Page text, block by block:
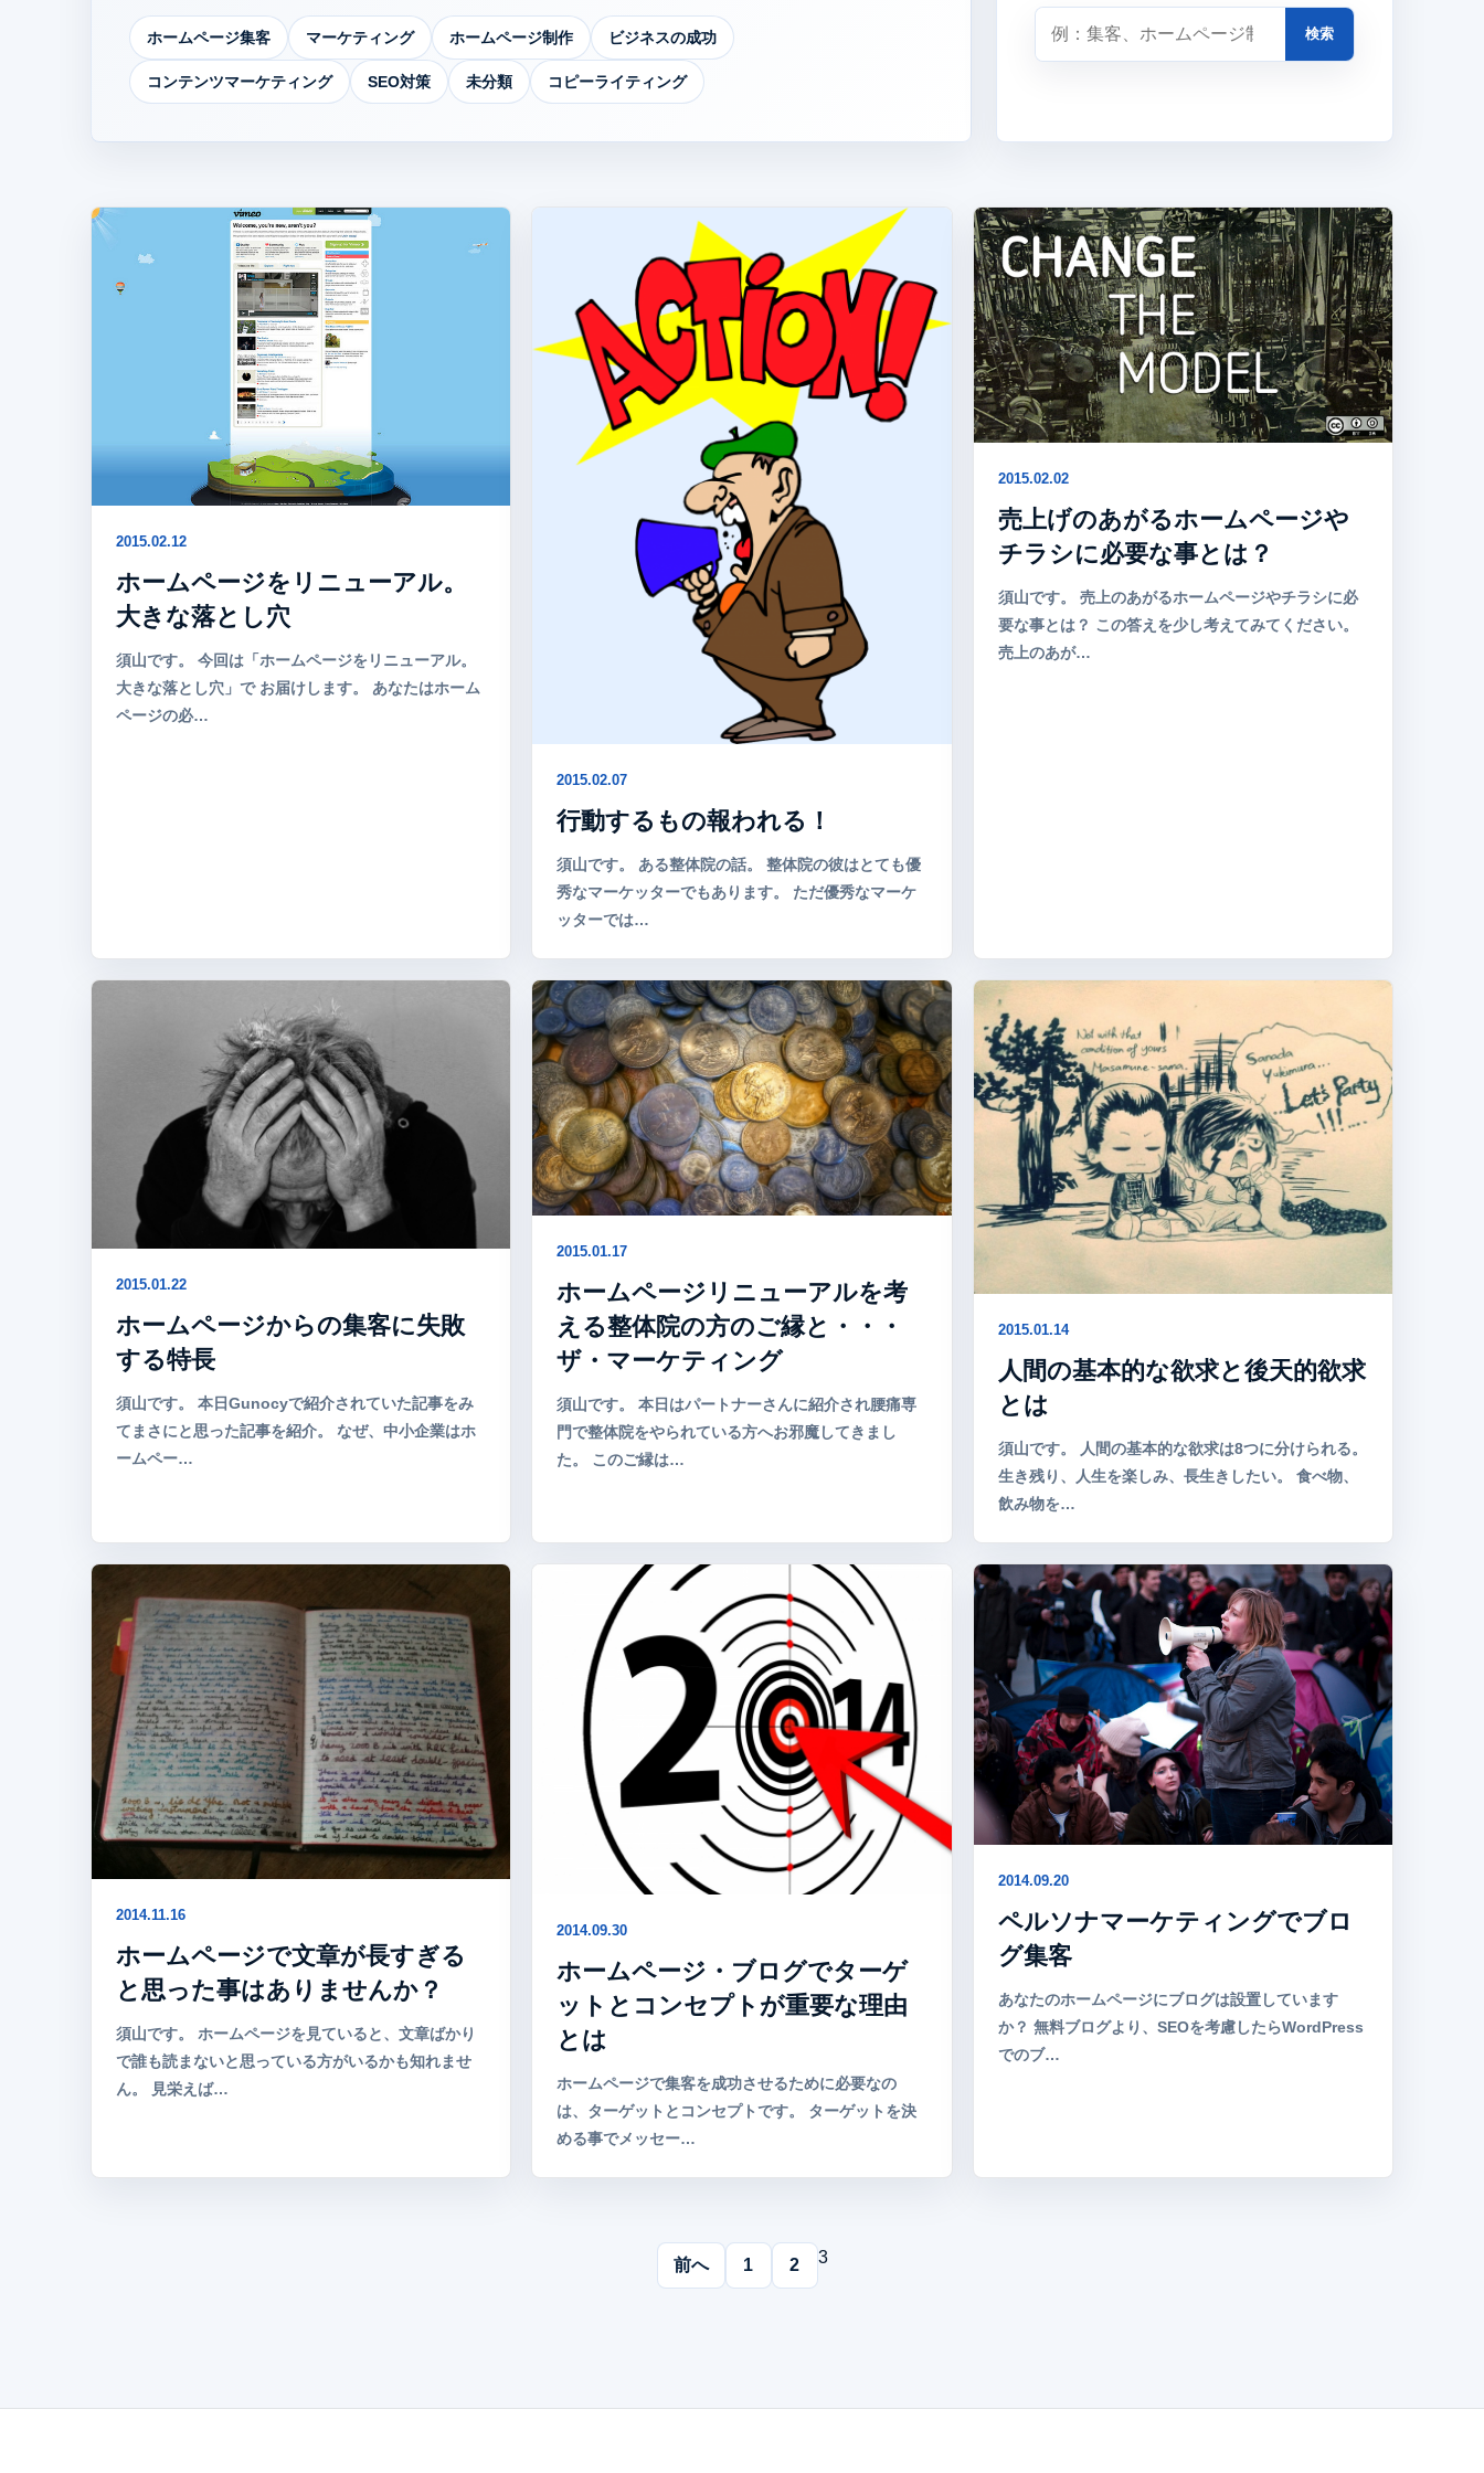
ホームページ集客 マーケティング ホームページ制作 ビジネスの成功
コンテンツマーケティング SEO対策 未分類 コピーライティング
検索
2015.02.12
ホームページをリニューアル。
大きな落とし穴
須山です。 今回は「ホームページをリニューアル。
大きな落とし穴」で お届けします。 あなたはホーム
ページの必…
2015.02.07
行動するもの報われる！
須山です。 ある整体院の話。 整体院の彼はとても優
秀なマーケッターでもあります。 ただ優秀なマーケ
ッターでは…
2015.02.02
売上げのあがるホームページや
チラシに必要な事とは？
須山です。 売上のあがるホームページやチラシに必
要な事とは？ この答えを少し考えてみてください。
売上のあが…
2015.01.22
ホームページからの集客に失敗
する特長
須山です。 本日Gunocyで紹介されていた記事をみ
てまさにと思った記事を紹介。 なぜ、中小企業はホ
ームペー…
2015.01.17
ホームページリニューアルを考
える整体院の方のご縁と・・・
ザ・マーケティング
須山です。 本日はパートナーさんに紹介され腰痛専
門で整体院をやられている方へお邪魔してきまし
た。 このご縁は…
2015.01.14
人間の基本的な欲求と後天的欲求
とは
須山です。 人間の基本的な欲求は8つに分けられる。
生き残り、人生を楽しみ、長生きしたい。 食べ物、
飲み物を…
2014.11.16
ホームページで文章が長すぎる
と思った事はありませんか？
須山です。 ホームページを見ていると、文章ばかり
で誰も読まないと思っている方がいるかも知れませ
ん。 見栄えば…
2014.09.30
ホームページ・ブログでターゲ
ットとコンセプトが重要な理由
とは
ホームページで集客を成功させるために必要なの
は、ターゲットとコンセプトです。 ターゲットを決
める事でメッセー…
2014.09.20
ペルソナマーケティングでブロ
グ集客
あなたのホームページにブログは設置しています
か？ 無料ブログより、SEOを考慮したらWordPress
でのブ…
前へ 1 2 3